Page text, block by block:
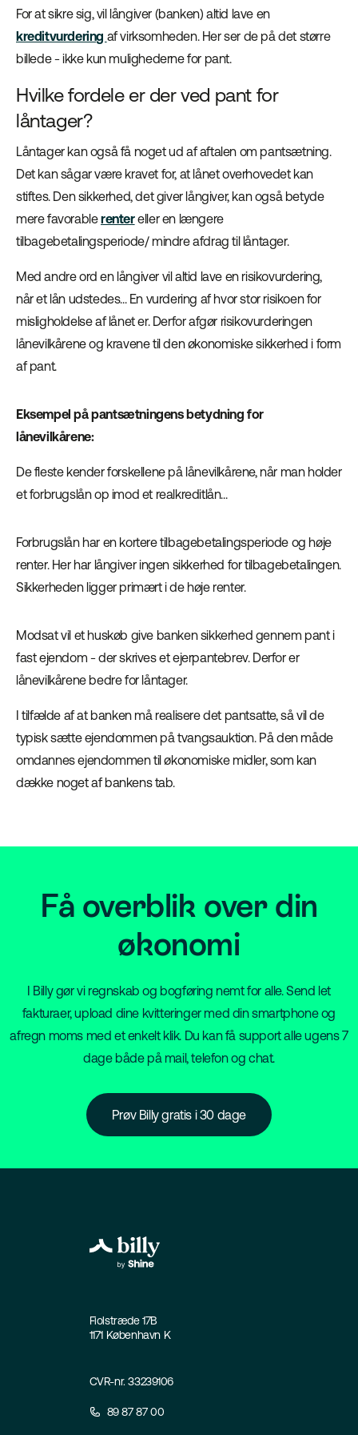
For at sikre sig, vil långiver (banken) altid lave en
kreditvurdering af virksomheden. Her ser de på det større
billede - ikke kun mulighederne for pant.
Hvilke fordele er der ved pant for
låntager?
Låntager kan også få noget ud af aftalen om pantsætning.
Det kan sågar være kravet for, at lånet overhovedet kan
stiftes. Den sikkerhed, det giver långiver, kan også betyde
mere favorablerentereller en længere
tilbagebetalingsperiode/ mindre afdrag til låntager.
Med andre ord en långiver vil altid lave en risikovurdering,
når et lån udstedes... En vurdering af hvor stor risikoen for
misligholdelse af lånet er. Derfor afgør risikovurderingen
lånevilkårene og kravene til den økonomiske sikkerhed i form
af pant.
Eksempel på pantsætningens betydning for
lånevilkårene:
De fleste kender forskellene på lånevilkårene, når man holder
et forbrugslån op imod et realkreditlån...
Forbrugslån har en kortere tilbagebetalingsperiode og høje
renter. Her har långiver ingen sikkerhed for tilbagebetalingen.
Sikkerheden ligger primært i de høje renter.
Modsat vil et huskøb give banken sikkerhed gennem pant i
fast ejendom - der skrives et ejerpantebrev. Derfor er
lånevilkårene bedre for låntager.
I tilfælde af at banken må realisere det pantsatte, så vil de
typisk sætte ejendommen på tvangsauktion. På den måde
omdannes ejendommen til økonomiske midler, som kan
dække noget af bankens tab.
Få overblik over din
økonomi
I Billy gør vi regnskab og bogføring nemt for alle. Send let
fakturaer, upload dine kvitteringer med din smartphone og
afregn moms med et enkelt klik. Du kan få support alle ugens 7
dage både på mail, telefon og chat.
Prøv Billy gratis i 30 dage
Fiolstræde 17B
1171 København K
CVR-nr. 33239106
89 87 87 00